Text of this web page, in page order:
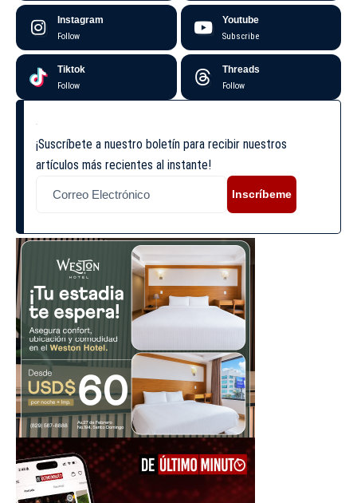
Instagram
Follow
Youtube
Subscribe
Tiktok
Follow
Threads
Follow
¡Suscríbete a nuestro boletín para recibir nuestros
artículos más recientes al instante!
Inscríbeme